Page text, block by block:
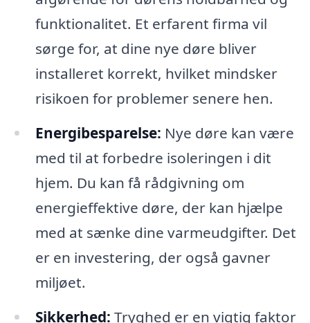
funktionalitet. Et erfarent firma vil
sørge for, at dine nye døre bliver
installeret korrekt, hvilket mindsker
risikoen for problemer senere hen.
Energibesparelse: Nye døre kan være
med til at forbedre isoleringen i dit
hjem. Du kan få rådgivning om
energieffektive døre, der kan hjælpe
med at sænke dine varmeudgifter. Det
er en investering, der også gavner
miljøet.
Sikkerhed: Tryghed er en vigtig faktor